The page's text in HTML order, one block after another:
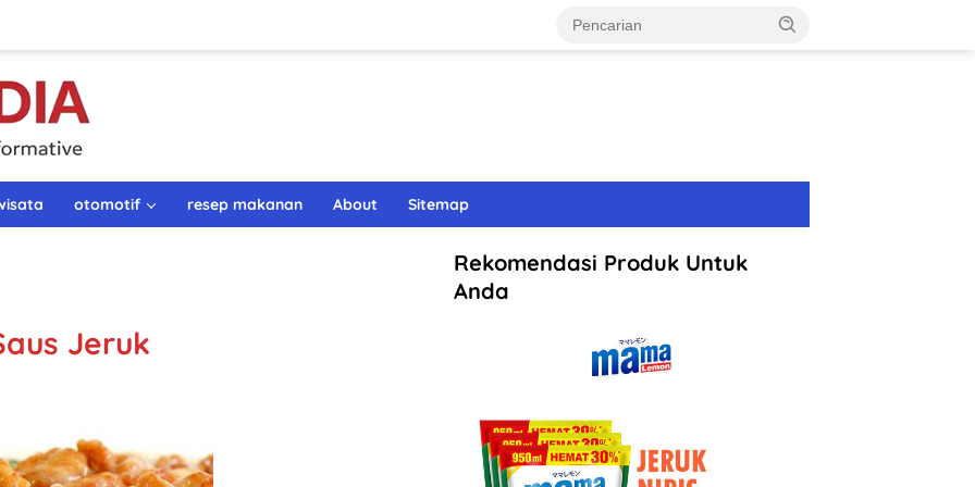
otomotif resep makanan About Sitemap
Jeruk
Rekomendasi Produk Untuk
Anda